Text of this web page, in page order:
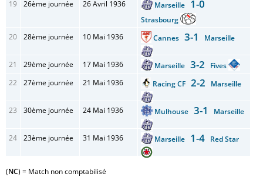
19
26ème journée 26 Avril 1936 Marseille 1-0
Strasbourg
20
28ème journée 10 Mai 1936 Cannes 3-1 Marseille
21 29ème journée 17 Mai 1936 Marseille 3-2 Fives
22
27ème journée 21 Mai 1936 Racing CF 2-2 Marseille
23 30ème journée 24 Mai 1936 Mulhouse 3-1 Marseille
24 23ème journée 31 Mai 1936 Marseille 1-4 Red Star
(NC) = Match non comptabilisé